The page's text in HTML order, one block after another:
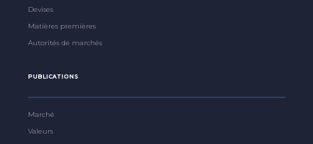
Devises
Matières premières
Autorités de marchés
PUBLICATIONS
Marché
Valeurs